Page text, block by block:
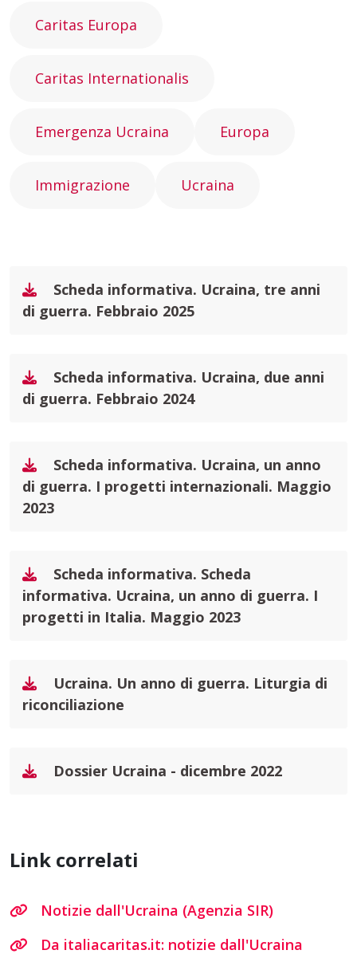
Caritas Europa
Caritas Internationalis
Emergenza Ucraina Europa
Immigrazione Ucraina
Scheda informativa. Ucraina, tre anni
di guerra. Febbraio 2025
Scheda informativa. Ucraina, due anni
di guerra. Febbraio 2024
Scheda informativa. Ucraina, un anno
di guerra. I progetti internazionali. Maggio
2023
Scheda informativa. Scheda
informativa. Ucraina, un anno di guerra. I
progetti in Italia. Maggio 2023
Ucraina. Un anno di guerra. Liturgia di
riconciliazione
Dossier Ucraina - dicembre 2022
Link correlati
Notizie dall'Ucraina (Agenzia SIR)
Da italiacaritas.it: notizie dall'Ucraina